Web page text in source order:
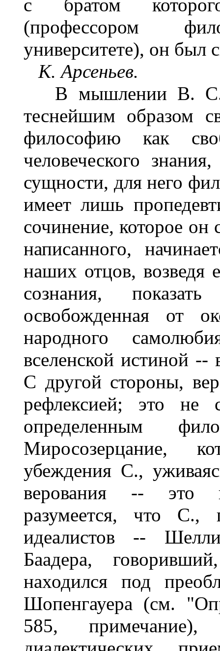
с братом
(профессором
университете), он был
К. Арсеньев.
В мышлении В. С.
теснейшим образом
философию как
человеческого
сущности, для него
имеет лишь
сочинение, которое
написанного,
наших отцов, возведя
сознания,
освобожденная от
народного
вселенской истиной --
С другой стороны,
рефлексией; это не
определенным
Миросозерцание,
убеждения С.,
верования -- это
разумеется, что С.,
идеалистов --
Баадера,
находился под
Шопенгауера (см.
585,